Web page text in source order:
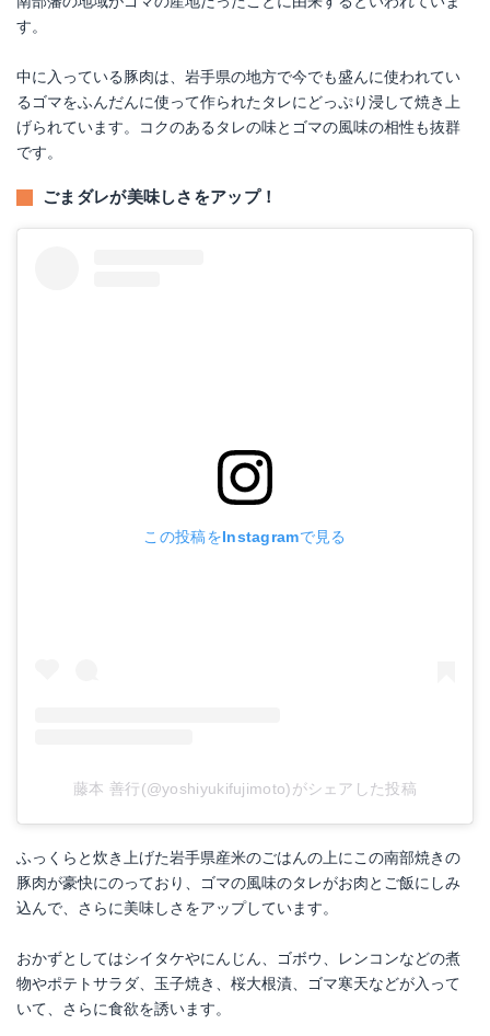
す。
中に入っている豚肉は、岩手県の地方で今でも盛んに使われてい
るゴマをふんだんに使って作られたタレにどっぷり浸して焼き上
げられています。コクのあるタレの味とゴマの風味の相性も抜群
です。
ごまダレが美味しさをアップ！
この投稿をInstagramで見る
藤本 善行(@yoshiyukifujimoto)がシェアした投稿
ふっくらと炊き上げた岩手県産米のごはんの上にこの南部焼きの
豚肉が豪快にのっており、ゴマの風味のタレがお肉とご飯にしみ
込んで、さらに美味しさをアップしています。
おかずとしてはシイタケやにんじん、ゴボウ、レンコンなどの煮
物やポテトサラダ、玉子焼き、桜大根漬、ゴマ寒天などが入って
いて、さらに食欲を誘います。